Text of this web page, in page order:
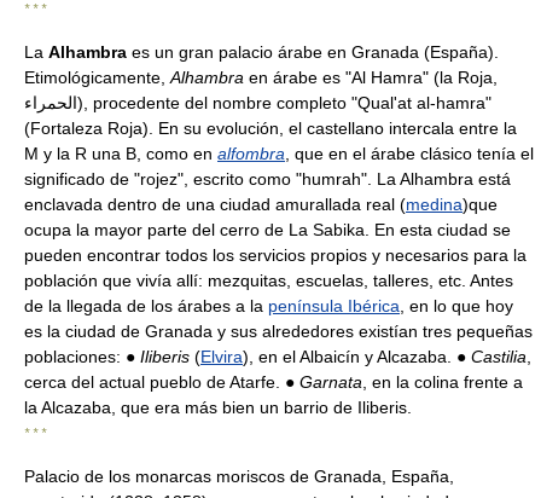
* * *
La Alhambra es un gran palacio árabe en Granada (España).
Etimológicamente, Alhambra en árabe es "Al Hamra" (la Roja,
الحمراء), procedente del nombre completo "Qual'at al-hamra"
(Fortaleza Roja). En su evolución, el castellano intercala entre la
M y la R una B, como en alfombra , que en el árabe clásico tenía el
significado de "rojez", escrito como "humrah". La Alhambra está
enclavada dentro de una ciudad amurallada real (medina)que
ocupa la mayor parte del cerro de La Sabika. En esta ciudad se
pueden encontrar todos los servicios propios y necesarios para la
población que vivía allí: mezquitas, escuelas, talleres, etc. Antes
de la llegada de los árabes a la península Ibérica , en lo que hoy
es la ciudad de Granada y sus alrededores existían tres pequeñas
poblaciones: ● Iliberis (Elvira), en el Albaicín y Alcazaba. ● Castilia
cerca del actual pueblo de Atarfe. ● Garnata , en la colina frente a
la Alcazaba, que era más bien un barrio de Iliberis.
* * *
Palacio de los monarcas moriscos de Granada, España,